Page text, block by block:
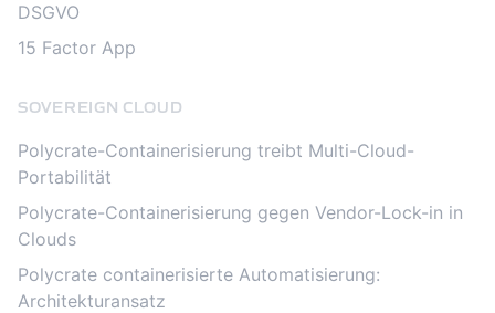
DSGVO
15 Factor App
SOVEREIGN CLOUD
Polycrate-Containerisierung treibt Multi-Cloud-
Portabilität
Polycrate-Containerisierung gegen Vendor-Lock-in in
Clouds
Polycrate containerisierte Automatisierung:
Architekturansatz